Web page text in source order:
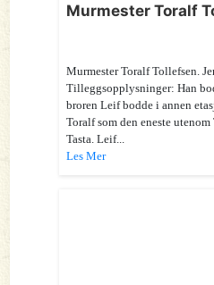
Murmester Toralf
Murmester Toralf Tollefsen.
Tilleggsopplysninger: Han
broren Leif bodde i annen
Toralf som den eneste
Tasta. Leif...
Les Mer